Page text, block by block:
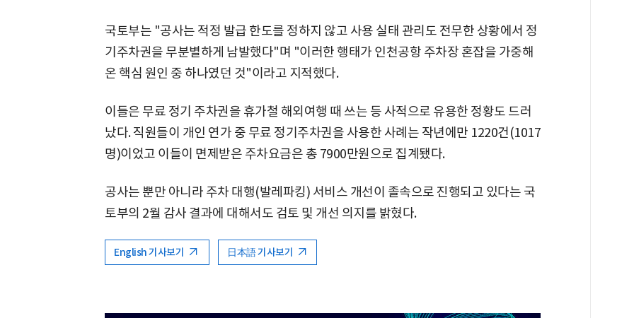
국토부는 "공사는 적정 발급 한도를 정하지 않고 사용 실태 관리도 전무한 상황에서 정
기주차권을 무분별하게 남발했다"며 "이러한 행태가 인천공항 주차장 혼잡을 가중해
온 핵심 원인 중 하나였던 것"이라고 지적했다.
이들은 무료 정기 주차권을 휴가철 해외여행 때 쓰는 등 사적으로 유용한 정황도 드러
났다. 직원들이 개인 연가 중 무료 정기주차권을 사용한 사례는 작년에만 1220건(1017
명)이었고 이들이 면제받은 주차요금은 총 7900만원으로 집계됐다.
공사는 뿐만 아니라 주차 대행(발레파킹) 서비스 개선이 졸속으로 진행되고 있다는 국
토부의 2월 감사 결과에 대해서도 검토 및 개선 의지를 밝혔다.
English 기사보기 日本語 기사보기